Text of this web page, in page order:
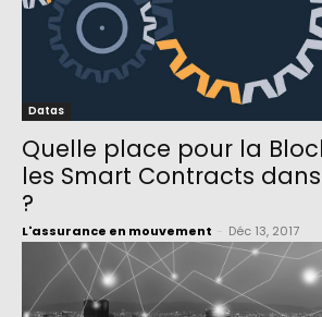
Datas
Quelle place pour la
les Smart Contracts
?
L'assurance en mouvement Déc 13, 2017